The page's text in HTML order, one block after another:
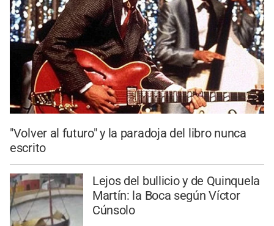
"Volver al futuro" y la paradoja del libro nunca
escrito
Lejos del bullicio y de Quinquela
Martín: la Boca según Víctor
Cúnsolo